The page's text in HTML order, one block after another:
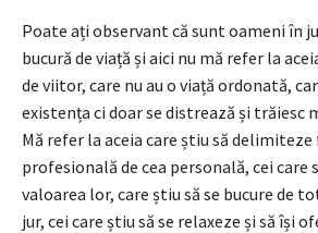
Poate ați observant că sunt oameni în
bucură de viață și aici nu mă refer la
de viitor, care nu au o viață ordonată,
existența ci doar se distrează și trăiesc
Mă refer la aceia care știu să
profesională de cea personală, cei care
valoarea lor, care știu să se bucure de
jur, cei care știu să se relaxeze și să își